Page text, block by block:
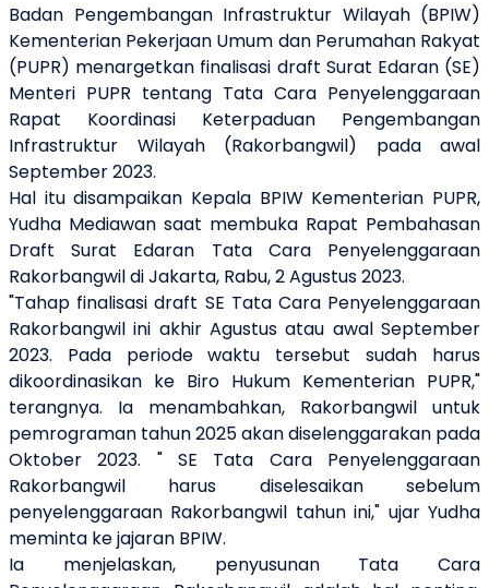
Badan Pengembangan Infrastruktur Wilayah (BPIW)
Kementerian Pekerjaan Umum dan Perumahan Rakyat
(PUPR) menargetkan finalisasi draft Surat Edaran (SE)
Menteri PUPR tentang Tata Cara Penyelenggaraan
Rapat Koordinasi Keterpaduan Pengembangan
Infrastruktur Wilayah (Rakorbangwil) pada awal
September 2023.
Hal itu disampaikan Kepala BPIW Kementerian PUPR,
Yudha Mediawan saat membuka Rapat Pembahasan
Draft Surat Edaran Tata Cara Penyelenggaraan
Rakorbangwil di Jakarta, Rabu, 2 Agustus 2023.
"Tahap finalisasi draft SE Tata Cara Penyelenggaraan
Rakorbangwil ini akhir Agustus atau awal September
2023. Pada periode waktu tersebut sudah harus
dikoordinasikan ke Biro Hukum Kementerian PUPR,"
terangnya. Ia menambahkan, Rakorbangwil untuk
pemrograman tahun 2025 akan diselenggarakan pada
Oktober 2023. " SE Tata Cara Penyelenggaraan
Rakorbangwil harus diselesaikan sebelum
penyelenggaraan Rakorbangwil tahun ini," ujar Yudha
meminta ke jajaran BPIW.
Ia menjelaskan, penyusunan Tata Cara